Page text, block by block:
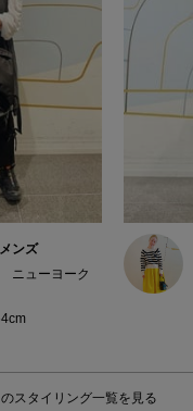
ンズ
ニューヨーク
スタイリング一覧を見る